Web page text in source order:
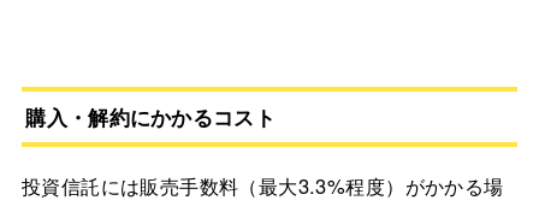
購入・解約にかかるコスト
投資信託には販売手数料（最大3.3%程度）がかかる場